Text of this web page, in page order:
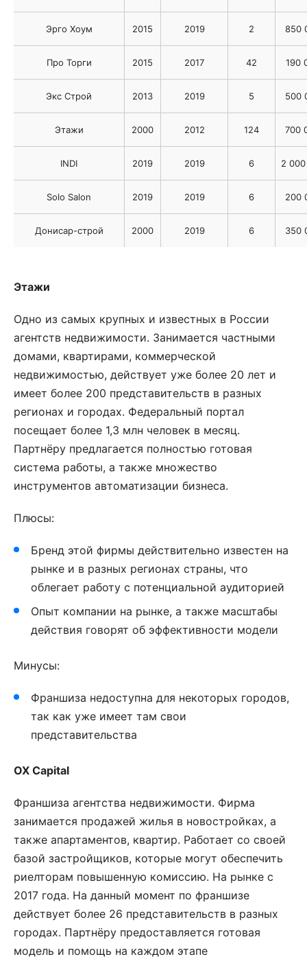
Эрго Хоум 2015 2019 2 850
Про Торги 2015 2017 42 190
Экс Строй 2013 2019 5 500
Этажи 2000 2012 124 700
INDI 2019 2019 6 2
Solo Salon 2019 2019 6 200
Донисар-строй 2000 2019 6 350
Этажи
Одно из самых крупных и известных в России
агентств недвижимости. Занимается частными
домами, квартирами, коммерческой
недвижимостью, действует уже более 20 лет и
имеет более 200 представительств в разных
регионах и городах. Федеральный портал
посещает более 1,3 млн человек в месяц.
Партнёру предлагается полностью готовая
система работы, а также множество
инструментов автоматизации бизнеса.
Плюсы:
Бренд этой фирмы действительно известен на
рынке и в разных регионах страны, что
облегает работу с потенциальной аудиторией
Опыт компании на рынке, а также масштабы
действия говорят об эффективности модели
Минусы:
Франшиза недоступна для некоторых городов,
так как уже имеет там свои
представительства
OX Capital
Франшиза агентства недвижимости. Фирма
занимается продажей жилья в новостройках, а
также апартаментов, квартир. Работает со своей
базой застройщиков, которые могут обеспечить
риелторам повышенную комиссию. На рынке с
2017 года. На данный момент по франшизе
действует более 26 представительств в разных
городах. Партнёру предоставляется готовая
модель и помощь на каждом этапе